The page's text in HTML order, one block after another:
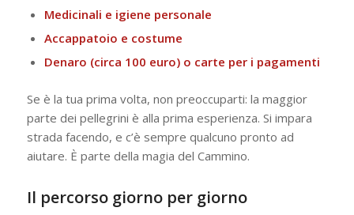
Medicinali e igiene personale
Accappatoio e costume
Denaro (circa 100 euro) o carte per i pagamenti
Se è la tua prima volta, non preoccuparti: la maggior
parte dei pellegrini è alla prima esperienza. Si impara
strada facendo, e c’è sempre qualcuno pronto ad
aiutare. È parte della magia del Cammino.
Il percorso giorno per giorno